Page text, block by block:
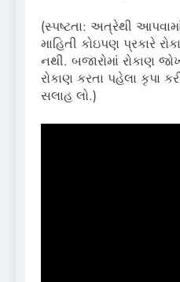
(સ્પષ્ટતા: અત્રેથી
માહિતી કોઇપણ પ્રકારે
નથી. બજારોમાં રોકાણ
રોકાણ કરતા પહેલા કૃપા
સલાહ લો.)